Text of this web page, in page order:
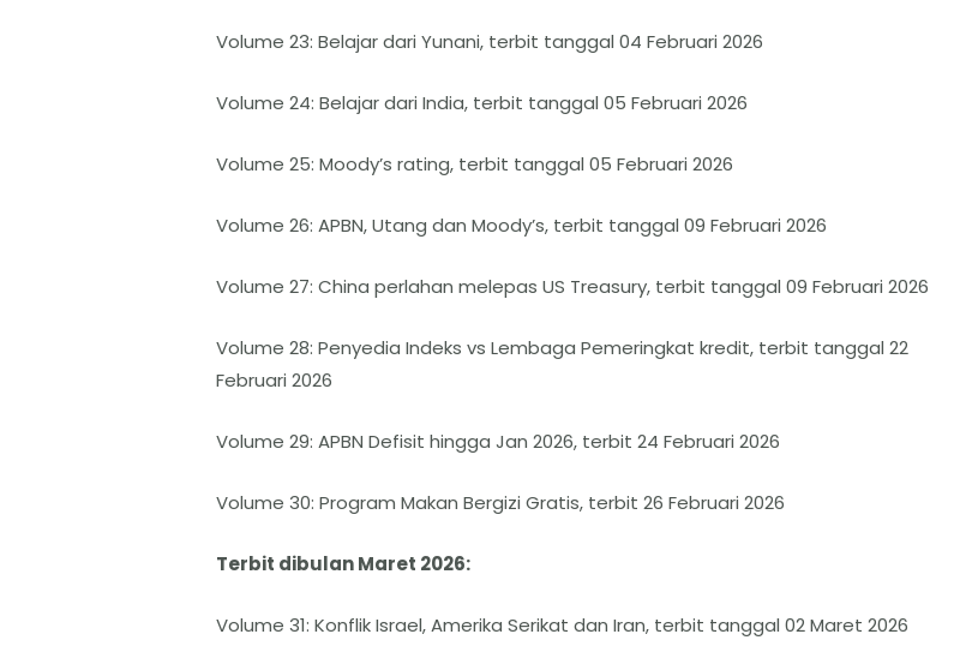
Volume 23: Belajar dari Yunani, terbit tanggal 04 Februari 2026
Volume 24: Belajar dari India, terbit tanggal 05 Februari 2026
Volume 25: Moody’s rating, terbit tanggal 05 Februari 2026
Volume 26: APBN, Utang dan Moody’s, terbit tanggal 09 Februari 2026
Volume 27: China perlahan melepas US Treasury, terbit tanggal 09 Februari 2026
Volume 28: Penyedia Indeks vs Lembaga Pemeringkat kredit, terbit tanggal 22
Februari 2026
Volume 29: APBN Defisit hingga Jan 2026, terbit 24 Februari 2026
Volume 30: Program Makan Bergizi Gratis, terbit 26 Februari 2026
Terbit dibulan Maret 2026:
Volume 31: Konflik Israel, Amerika Serikat dan Iran, terbit tanggal 02 Maret 2026